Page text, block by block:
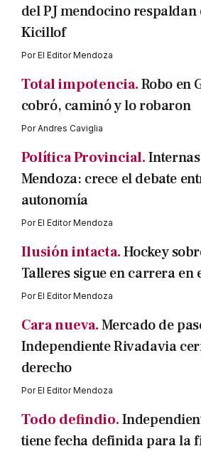
del PJ mendocino
Kicillof
PorEl Editor Mendoza
Total impotencia.Robo en
cobró, caminó y lo robaron
PorAndres Caviglia
Política Provincial.
Mendoza: crece el debate
autonomía
PorEl Editor Mendoza
Ilusión intacta.Hockey
Talleres sigue en carrera en
PorEl Editor Mendoza
Cara nueva.Mercado de
Independiente Rivadavia
derecho
PorEl Editor Mendoza
Todo defindio.
tiene fecha definida para la